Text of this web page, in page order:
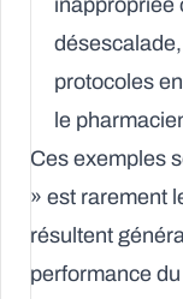
inappropriée
protocoles
le
Ces exemples
» est rarement
résultent
performance